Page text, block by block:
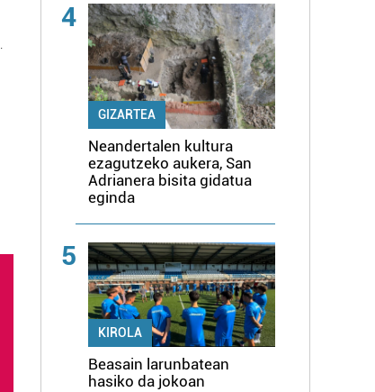
4
GIZARTEA
Neandertalen kultura
ezagutzeko aukera, San
Adrianera bisita gidatua
eginda
5
KIROLA
Beasain larunbatean
hasiko da jokoan